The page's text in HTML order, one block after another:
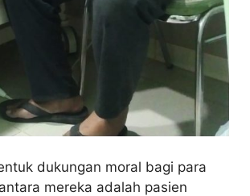
dukungan moral bagi para
mereka adalah pasien